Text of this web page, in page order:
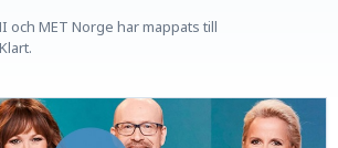
och MET Norge har mappats till